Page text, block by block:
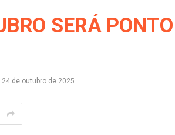
SERÁ PONTO
24 de outubro de 2025